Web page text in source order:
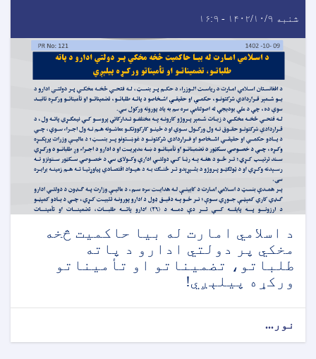
شنبه ۱۴۰۲/۱۰/۹ - ۱۶:۹
د اسلامي امارت له بیا حاکمیت څخه
مخکي پر دولتي ادارو د پاته
طلباتو، تضمیناتو او تأمیناتو
ورکړه پیلېږي!
نور...